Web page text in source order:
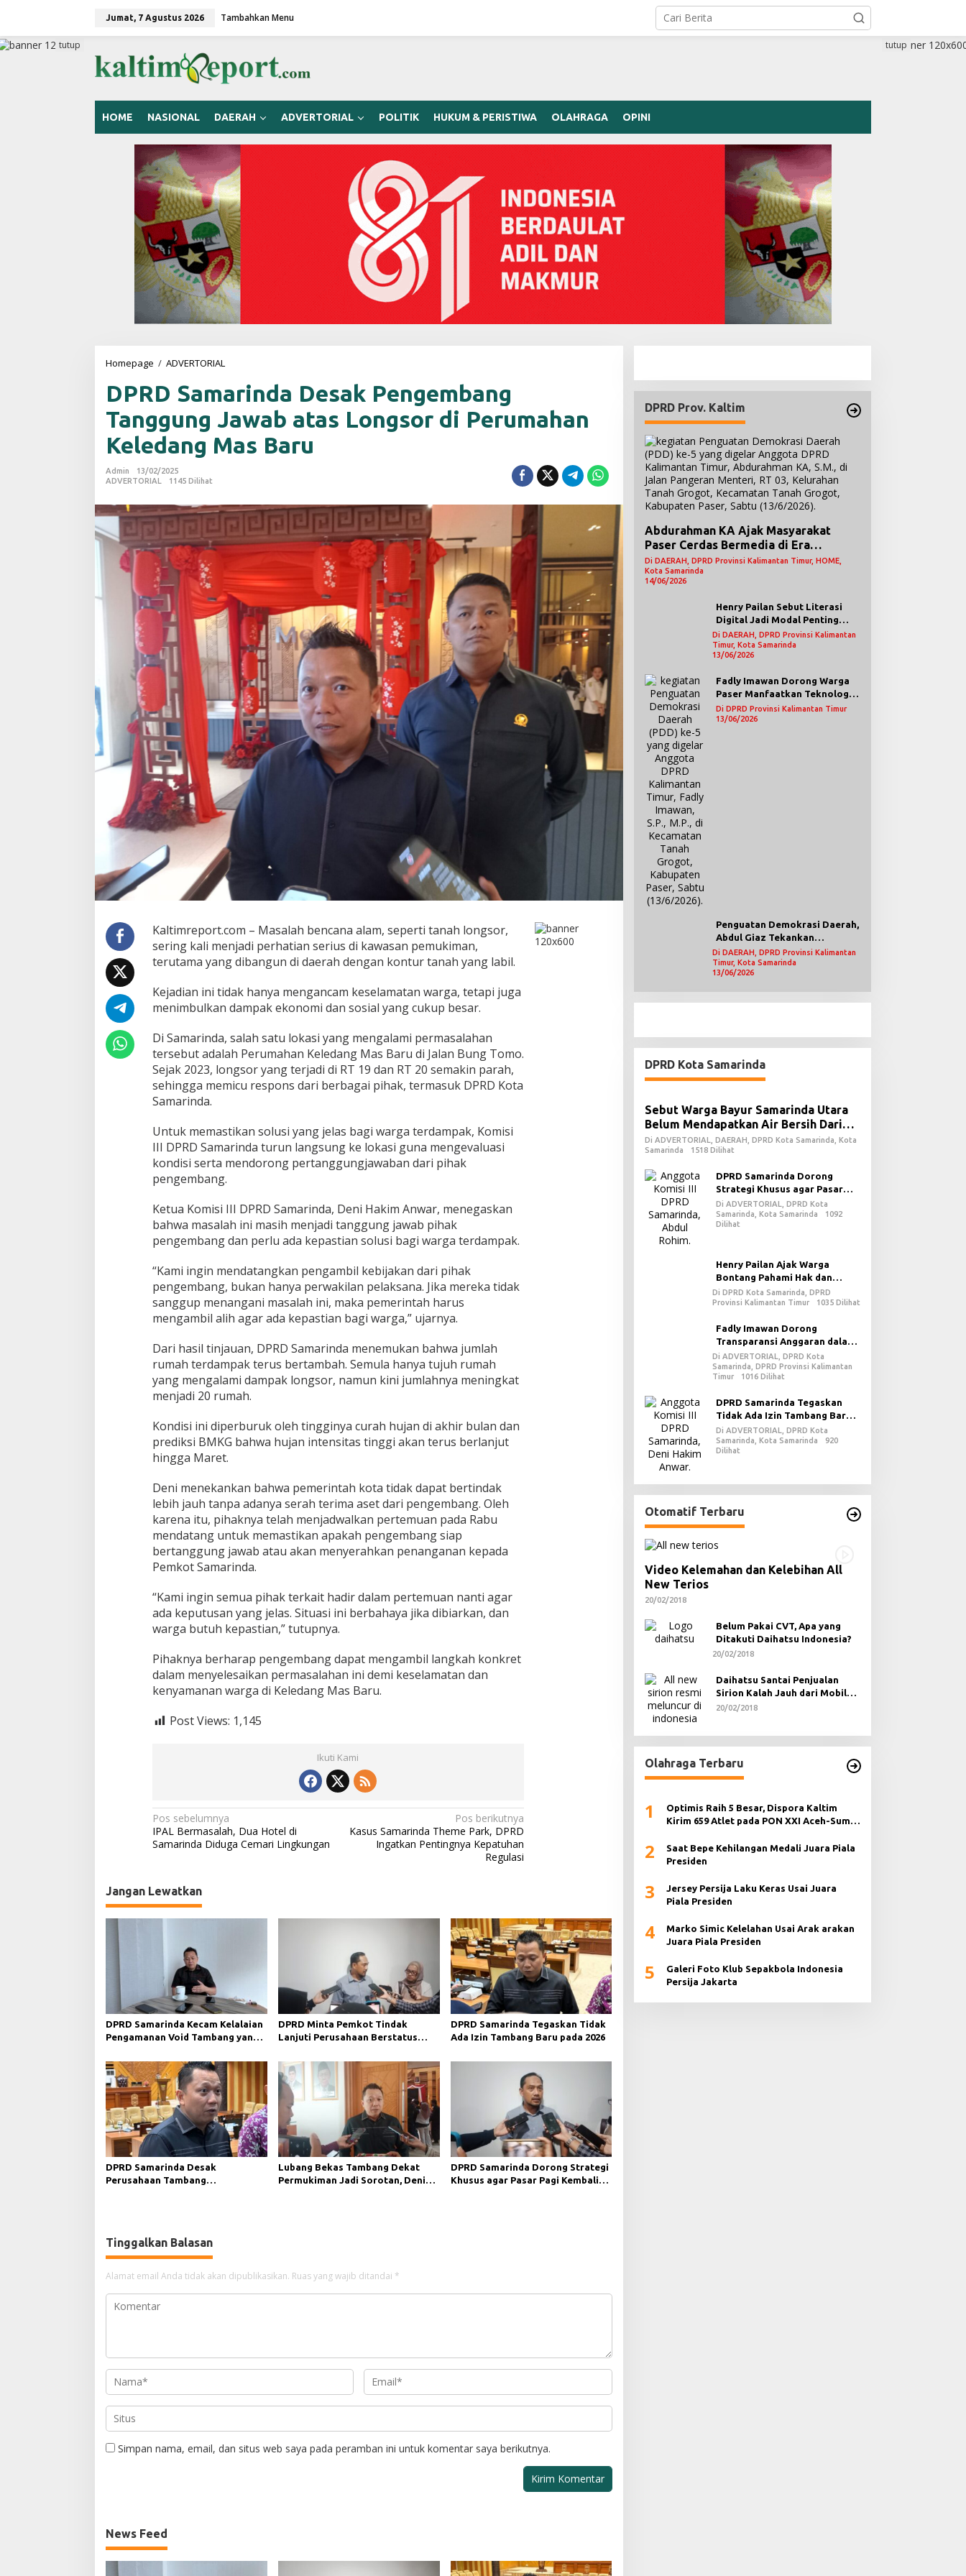
a
Jumat, 7 Agustus 2026 Tambahkan Menu
HOME NASIONAL DAERAH ADVERTORIAL POLITIK HUKUM & PERISTIWA OLAHRAGA OPINI
tutup tutup
Homepage / ADVERTORIAL
R
D
S
a
m
a
d
a
D
e
a
k
P
e
n
g
e
m
b
n
g
n
g
u
g
a
w
a
b
a
s
L
o
n
s
o
d
i
P
e
r
a
h
a
n
l
e
d
a
g
M
a
s
B
r
u
DPRD Samarinda Desak Pengembang
Tanggung Jawab atas Longsor di Perumahan
Keledang Mas Baru
Admin
13/02/2025
ADVERTORIAL
1145 Dilihat
Kaltimreport.com – Masalah bencana alam, seperti tanah longsor,
sering kali menjadi perhatian serius di kawasan pemukiman,
terutama yang dibangun di daerah dengan kontur tanah yang labil.
Kejadian ini tidak hanya mengancam keselamatan warga, tetapi juga
menimbulkan dampak ekonomi dan sosial yang cukup besar.
Di Samarinda, salah satu lokasi yang mengalami permasalahan
tersebut adalah Perumahan Keledang Mas Baru di Jalan Bung Tomo.
Sejak 2023, longsor yang terjadi di RT 19 dan RT 20 semakin parah,
sehingga memicu respons dari berbagai pihak, termasuk DPRD Kota
Samarinda.
Untuk memastikan solusi yang jelas bagi warga terdampak, Komisi
III DPRD Samarinda turun langsung ke lokasi guna mengevaluasi
kondisi serta mendorong pertanggungjawaban dari pihak
pengembang.
Ketua Komisi III DPRD Samarinda, Deni Hakim Anwar, menegaskan
bahwa masalah ini masih menjadi tanggung jawab pihak
pengembang dan perlu ada kepastian solusi bagi warga terdampak.
“Kami ingin mendatangkan pengambil kebijakan dari pihak
pengembang, bukan hanya perwakilan pelaksana. Jika mereka tidak
sanggup menangani masalah ini, maka pemerintah harus
mengambil alih agar ada kepastian bagi warga,” ujarnya.
Dari hasil tinjauan, DPRD Samarinda menemukan bahwa jumlah
rumah terdampak terus bertambah. Semula hanya tujuh rumah
yang mengalami dampak longsor, namun kini jumlahnya meningkat
menjadi 20 rumah.
Kondisi ini diperburuk oleh tingginya curah hujan di akhir bulan dan
prediksi BMKG bahwa hujan intensitas tinggi akan terus berlanjut
hingga Maret.
Deni menekankan bahwa pemerintah kota tidak dapat bertindak
lebih jauh tanpa adanya serah terima aset dari pengembang. Oleh
karena itu, pihaknya telah menjadwalkan pertemuan pada Rabu
mendatang untuk memastikan apakah pengembang siap
bertanggung jawab atau akan menyerahkan penanganan kepada
Pemkot Samarinda.
“Kami ingin semua pihak terkait hadir dalam pertemuan nanti agar
ada keputusan yang jelas. Situasi ini berbahaya jika dibiarkan, dan
warga butuh kepastian,” tutupnya.
Pihaknya berharap pengembang dapat mengambil langkah konkret
dalam menyelesaikan permasalahan ini demi keselamatan dan
kenyamanan warga di Keledang Mas Baru.
Post Views: 1,145
Ikuti Kami
N
a
g
a
p
o
s
Pos sebelumnya
IPAL Bermasalah, Dua Hotel di
Samarinda Diduga Cemari Lingkungan
Pos berikutnya
Kasus Samarinda Theme Park, DPRD
Ingatkan Pentingnya Kepatuhan
Regulasi
Jangan Lewatkan
DPRD Samarinda Kecam Kelalaian
Pengamanan Void Tambang yang
DPRD Minta Pemkot Tindak
Lanjuti Perusahaan Berstatus
DPRD Samarinda Tegaskan Tidak
Ada Izin Tambang Baru pada 2026
DPRD Samarinda Desak
Perusahaan Tambang
Lubang Bekas Tambang Dekat
Permukiman Jadi Sorotan, Deni
DPRD Samarinda Dorong Strategi
Khusus agar Pasar Pagi Kembali
Tinggalkan Balasan
Alamat email Anda tidak akan dipublikasikan. Ruas yang wajib ditandai *
Simpan nama, email, dan situs web saya pada peramban ini untuk komentar saya berikutnya.
News Feed
DPRD Prov. Kaltim
Abdurahman KA Ajak Masyarakat
Paser Cerdas Bermedia di Era
Demokrasi Digital
Di DAERAH, DPRD Provinsi Kalimantan Timur, HOME,
Kota Samarinda
14/06/2026
Henry Pailan Sebut Literasi
Digital Jadi Modal Penting
Wujudkan Demokrasi yang
Lebih Terbuka
Di DAERAH, DPRD Provinsi Kalimantan
Timur, Kota Samarinda
13/06/2026
Fadly Imawan Dorong Warga
Paser Manfaatkan Teknologi
Digital untuk Mengawasi
Jalannya Pemerintahan
Di DPRD Provinsi Kalimantan Timur
13/06/2026
Penguatan Demokrasi Daerah,
Abdul Giaz Tekankan
Pentingnya Teknologi
Informasi
Di DAERAH, DPRD Provinsi Kalimantan
Timur, Kota Samarinda
13/06/2026
DPRD Kota Samarinda
Sebut Warga Bayur Samarinda Utara
Belum Mendapatkan Air Bersih Dari
PDAM
Di ADVERTORIAL, DAERAH, DPRD Kota Samarinda, Kota
Samarinda
1518 Dilihat
DPRD Samarinda Dorong
Strategi Khusus agar Pasar
Pagi Kembali Ramai Pasca
Revitalisasi
Di ADVERTORIAL, DPRD Kota
Samarinda, Kota Samarinda
1092
Dilihat
Henry Pailan Ajak Warga
Bontang Pahami Hak dan
Kewajiban dalam Demokrasi
Di DPRD Kota Samarinda, DPRD
Provinsi Kalimantan Timur
1035 Dilihat
Fadly Imawan Dorong
Transparansi Anggaran dalam
Penguatan Demokrasi Daerah
di PPU
Di ADVERTORIAL, DPRD Kota
Samarinda, DPRD Provinsi Kalimantan
Timur
1016 Dilihat
DPRD Samarinda Tegaskan
Tidak Ada Izin Tambang Baru
pada 2026
Di ADVERTORIAL, DPRD Kota
Samarinda, Kota Samarinda
920
Dilihat
Otomatif Terbaru
Video Kelemahan dan Kelebihan All
New Terios
20/02/2018
Belum Pakai CVT, Apa yang
Ditakuti Daihatsu Indonesia?
20/02/2018
Daihatsu Santai Penjualan
Sirion Kalah Jauh dari Mobil
LCGC
20/02/2018
Olahraga Terbaru
1
Optimis Raih 5 Besar, Dispora Kaltim
Kirim 659 Atlet pada PON XXI Aceh-Sumut
2
Saat Bepe Kehilangan Medali Juara Piala
Presiden
3
Jersey Persija Laku Keras Usai Juara
Piala Presiden
4
Marko Simic Kelelahan Usai Arak arakan
Juara Piala Presiden
5
Galeri Foto Klub Sepakbola Indonesia
Persija Jakarta